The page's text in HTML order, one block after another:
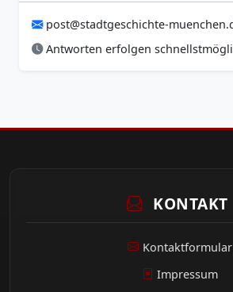
post@stadtgeschichte-
Antworten erfolgen
KONTAKT
Kontaktformular
Impressum